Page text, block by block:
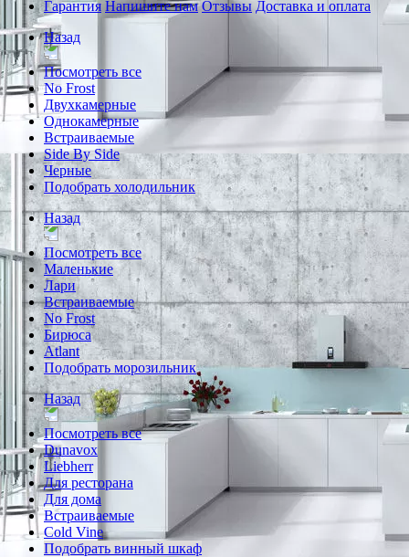
Гарантия Напишите нам Отзывы Доставка и оплата
Назад
Посмотреть все
No Frost
Двухкамерные
Однокамерные
Встраиваемые
Side By Side
Черные
Подобрать холодильник
Назад
Посмотреть все
Маленькие
Лари
Встраиваемые
No Frost
Бирюса
Atlant
Подобрать морозильник
Назад
Посмотреть все
Dunavox
Liebherr
Для ресторана
Для дома
Встраиваемые
Cold Vine
Подобрать винный шкаф